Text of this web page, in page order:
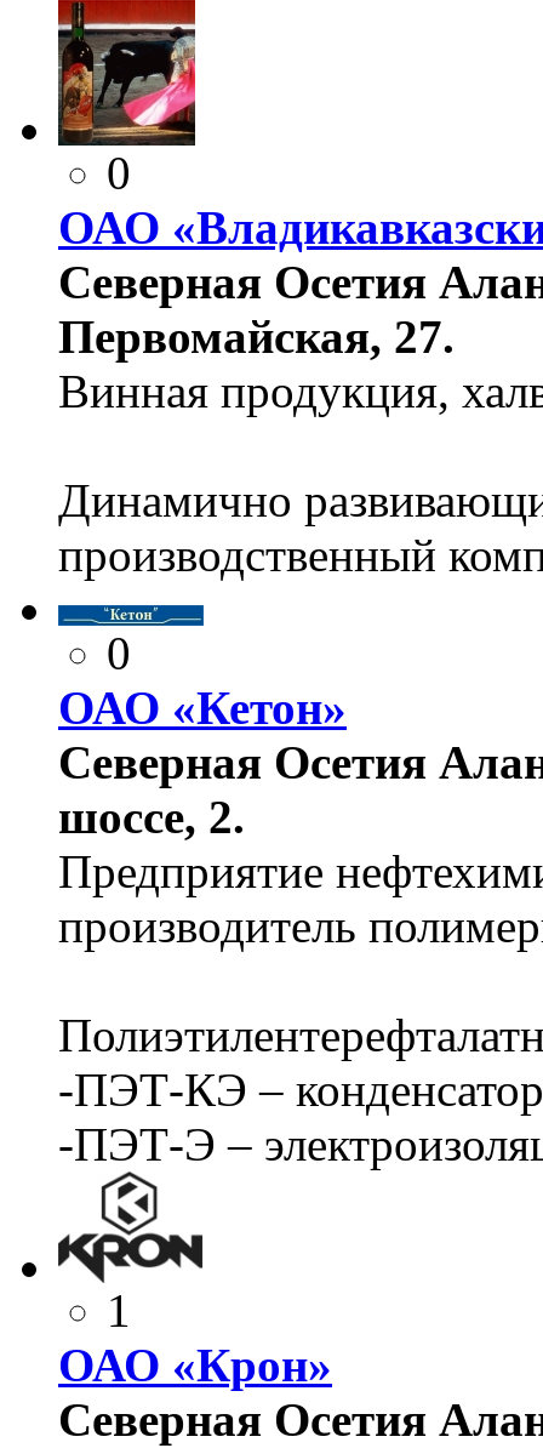
0
ОАО
Северная Осетия
Первомайская, 27.
Винная продукция,
Динамично
производственный
0
ОАО «Кетон»
Северная Осетия
шоссе, 2.
Предприятие
производитель
-ПЭТ-КЭ –
-ПЭТ-Э –
1
ОАО «Крон»
Северная Осетия